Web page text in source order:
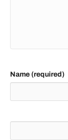
Name (required)